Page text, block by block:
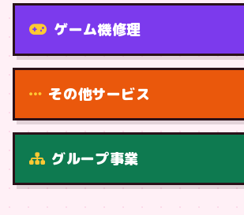
機種から
ゲーム機修理
その他サービス
グループ事業